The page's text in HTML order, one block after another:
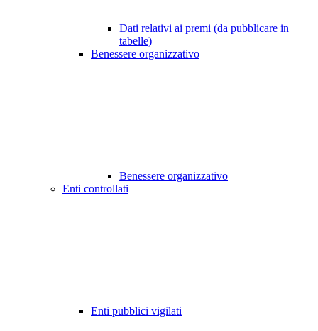
Dati relativi ai premi (da pubblicare in
tabelle)
Benessere organizzativo
Benessere organizzativo
Enti controllati
Enti pubblici vigilati